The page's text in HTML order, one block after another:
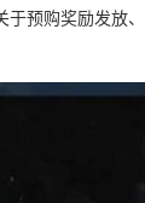
于预购奖励发放